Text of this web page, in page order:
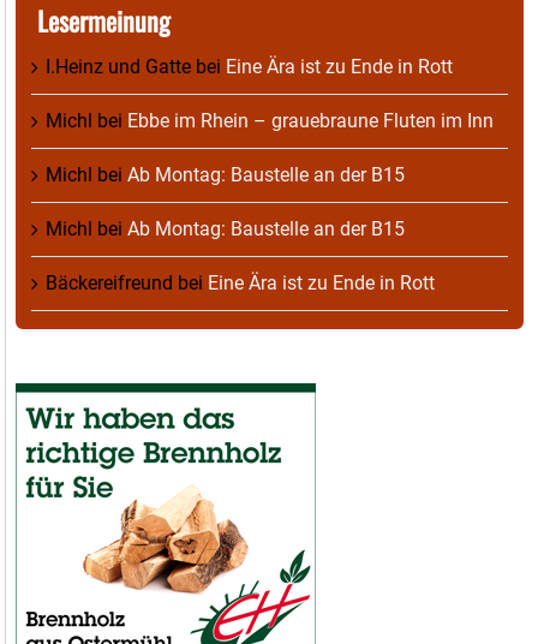
Lesermeinung
I.Heinz und Gatte bei Eine Ära ist zu Ende in Rott
Michl bei Ebbe im Rhein – grauebraune Fluten im Inn
Michl bei Ab Montag: Baustelle an der B15
Michl bei Ab Montag: Baustelle an der B15
Bäckereifreund bei Eine Ära ist zu Ende in Rott